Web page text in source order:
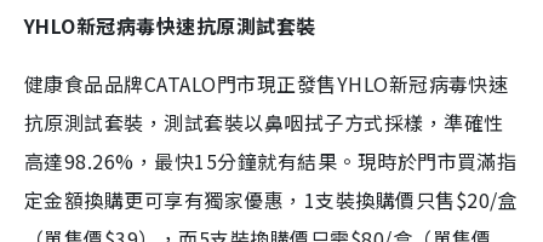
YHLO新冠病毒快速抗原測試套裝
健康食品品牌CATALO門市現正發售YHLO新冠病毒快速
抗原測試套裝，測試套裝以鼻咽拭子方式採樣，準確性
高達98.26%，最快15分鐘就有結果。現時於門市買滿指
定金額換購更可享有獨家優惠，1支裝換購價只售$20/盒